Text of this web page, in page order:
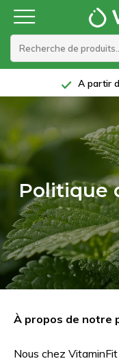
A partir
Politique
À propos de notre
Nous chez